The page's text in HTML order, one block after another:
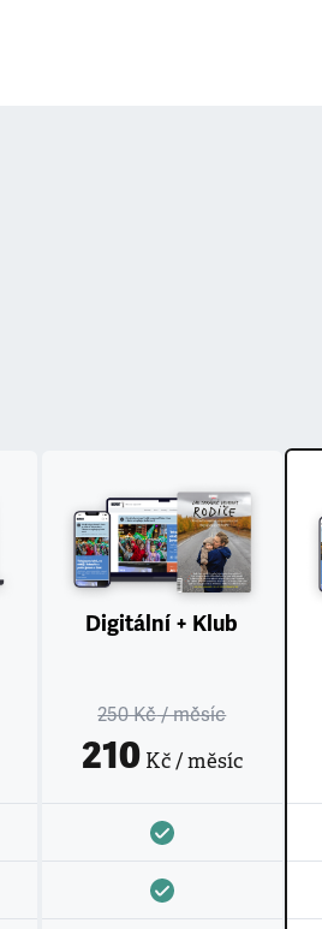
Digitální + Klub
250 Kč/ měsíc
210Kč / měsíc